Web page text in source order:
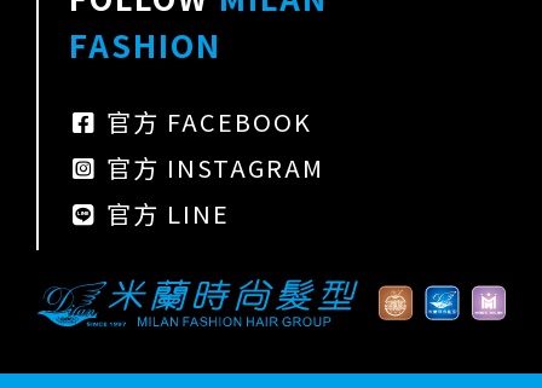
FASHION
官方 FACEBOOK
官方 INSTAGRAM
官方 LINE